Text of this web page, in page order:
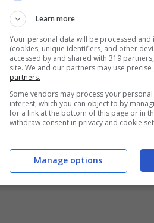
per le italiane
in campo se dovessero
diversi pericoli. Solo il
di prendere le più
e PSG , con Benfica,
che è salva quindi, è forse
Madrid,Manchester United
un livello molto alto come
Learn more
Your personal data will be processed
(cookies, unique identifiers, and other
accessed by and shared with 319
site. We and our partners may use
partners.
Some vendors may process your
interest, which you can object to by
for a link at the bottom of this page or in
withdraw consent in privacy and cookie
Manage options